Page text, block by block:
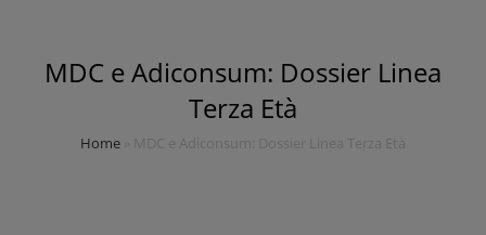
MDC e Adiconsum: Dossier Linea
Terza Età
Home MDC e Adiconsum: Dossier Linea Terza Età